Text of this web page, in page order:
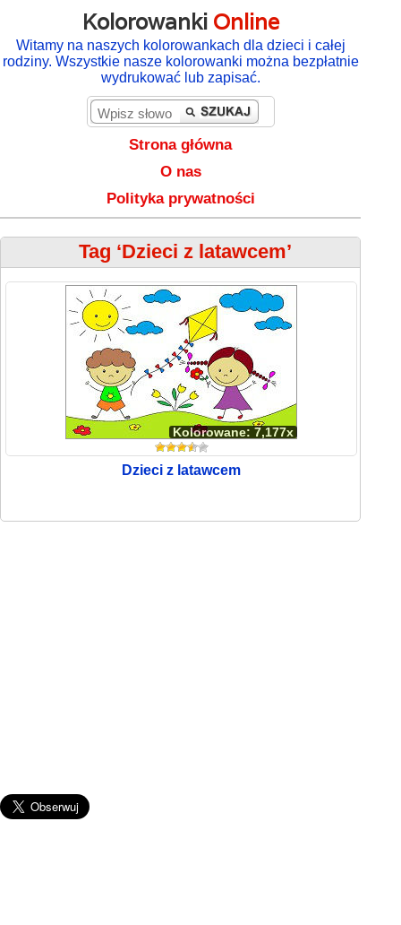
Kolorowanki Online
Witamy na naszych kolorowankach dla dzieci i całej
rodziny. Wszystkie nasze kolorowanki można bezpłatnie
wydrukować lub zapisać.
Strona główna
O nas
Polityka prywatności
Tag ‘Dzieci z latawcem’
Kolorowane: 7,177x
Dzieci z latawcem